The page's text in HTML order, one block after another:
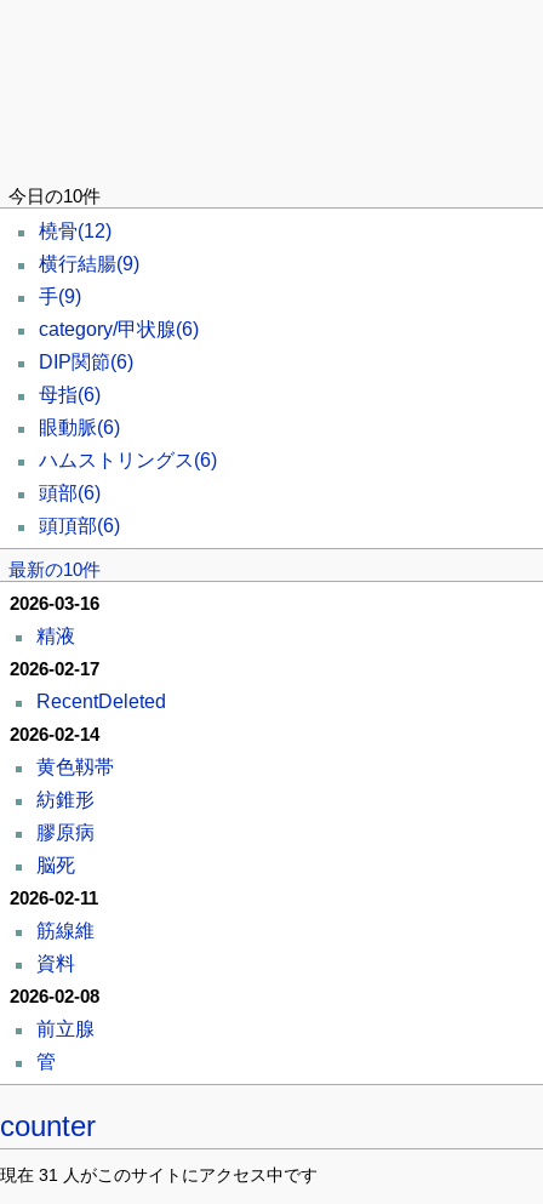
今日の10件
橈骨(12)
横行結腸(9)
手(9)
category/甲状腺(6)
DIP関節(6)
母指(6)
眼動脈(6)
ハムストリングス(6)
頭部(6)
頭頂部(6)
最新の10件
2026-03-16
精液
2026-02-17
RecentDeleted
2026-02-14
黄色靱帯
紡錐形
膠原病
脳死
2026-02-11
筋線維
資料
2026-02-08
前立腺
管
counter
現在 31 人がこのサイトにアクセス中です